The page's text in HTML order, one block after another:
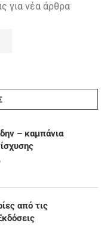
για νέα άρθρα
– καμπάνια
από τις